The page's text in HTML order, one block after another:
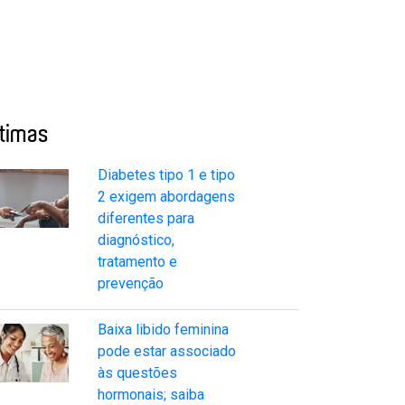
Diabetes tipo 1 e tipo
2 exigem abordagens
diferentes para
diagnóstico,
tratamento e
prevenção
Baixa libido feminina
pode estar associado
às questões
hormonais; saiba